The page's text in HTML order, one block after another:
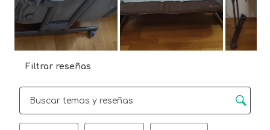
Filtrar reseñas